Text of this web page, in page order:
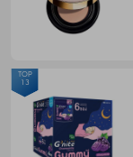
TOP
13